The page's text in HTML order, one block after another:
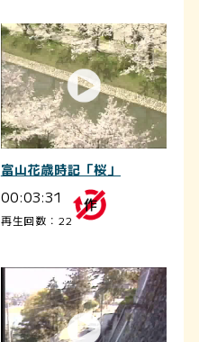
富山花歳時記「桜」
00:03:31
再生回数：22